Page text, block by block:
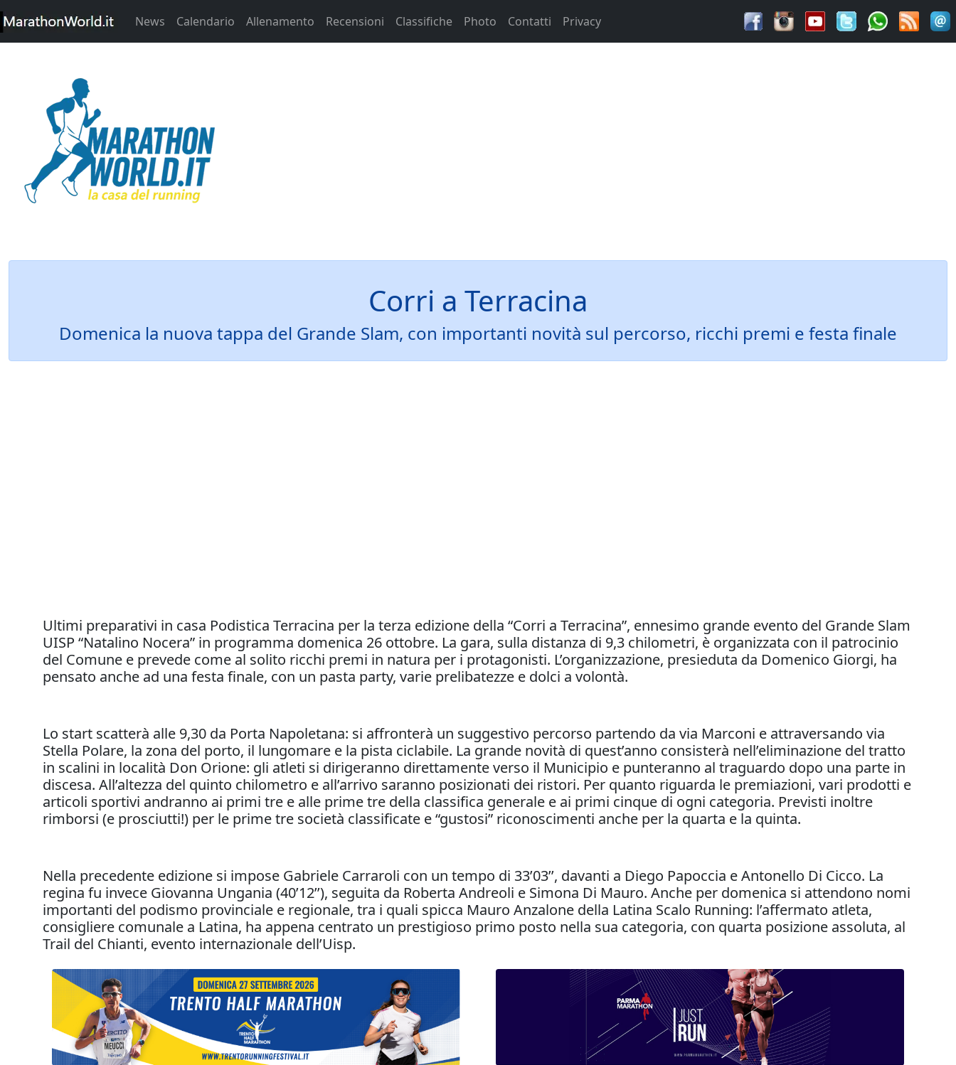
News Calendario Allenamento Recensioni Classifiche Photo Contatti Privacy
Corri a Terracina
Domenica la nuova tappa del Grande Slam, con importanti novità sul percorso, ricchi premi e festa finale
Ultimi preparativi in casa Podistica Terracina per la terza edizione della “Corri a Terracina”, ennesimo grande evento del Grande Slam
UISP “Natalino Nocera” in programma domenica 26 ottobre. La gara, sulla distanza di 9,3 chilometri, è organizzata con il patrocinio
del Comune e prevede come al solito ricchi premi in natura per i protagonisti. L’organizzazione, presieduta da Domenico Giorgi, ha
pensato anche ad una festa finale, con un pasta party, varie prelibatezze e dolci a volontà.
Lo start scatterà alle 9,30 da Porta Napoletana: si affronterà un suggestivo percorso partendo da via Marconi e attraversando via
Stella Polare, la zona del porto, il lungomare e la pista ciclabile. La grande novità di quest’anno consisterà nell’eliminazione del tratto
in scalini in località Don Orione: gli atleti si dirigeranno direttamente verso il Municipio e punteranno al traguardo dopo una parte in
discesa. All’altezza del quinto chilometro e all’arrivo saranno posizionati dei ristori. Per quanto riguarda le premiazioni, vari prodotti e
articoli sportivi andranno ai primi tre e alle prime tre della classifica generale e ai primi cinque di ogni categoria. Previsti inoltre
rimborsi (e prosciutti!) per le prime tre società classificate e “gustosi” riconoscimenti anche per la quarta e la quinta.
Nella precedente edizione si impose Gabriele Carraroli con un tempo di 33’03’’, davanti a Diego Papoccia e Antonello Di Cicco. La
regina fu invece Giovanna Ungania (40’12’’), seguita da Roberta Andreoli e Simona Di Mauro. Anche per domenica si attendono nomi
importanti del podismo provinciale e regionale, tra i quali spicca Mauro Anzalone della Latina Scalo Running: l’affermato atleta,
consigliere comunale a Latina, ha appena centrato un prestigioso primo posto nella sua categoria, con quarta posizione assoluta, al
Trail del Chianti, evento internazionale dell’Uisp.